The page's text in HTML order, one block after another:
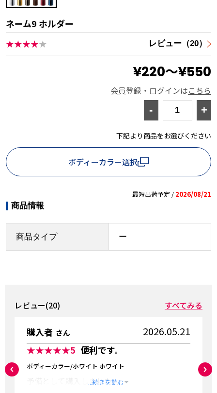
ネーム9 ホルダー
★★★★★ レビュー（20）
¥220～¥550
会員登録・ログインはこちら
- +
下記より商品をお選びください
ボディーカラー選択
最短出荷予定 / 2026/08/21
商品情報
商品タイプ ー
レビュー(20) すべてみる
購入者 さん 2026.05.21
★★★★★5 便利です。
ボディーカラー/ホワイト ホワイト
予備として購入しました。
...続きを読む